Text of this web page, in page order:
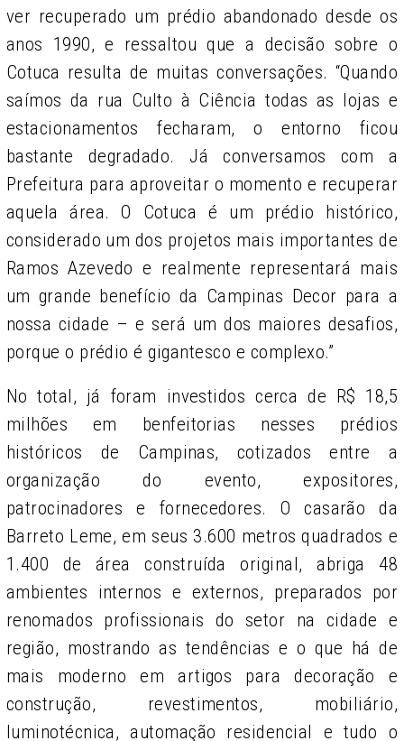
ver recuperado um prédio abandonado desde os
anos 1990, e ressaltou que a decisão sobre o
Cotuca resulta de muitas conversações. “Quando
saímos da rua Culto à Ciência todas as lojas e
estacionamentos fecharam, o entorno ficou
bastante degradado. Já conversamos com a
Prefeitura para aproveitar o momento e recuperar
aquela área. O Cotuca é um prédio histórico,
considerado um dos projetos mais importantes de
Ramos Azevedo e realmente representará mais
um grande benefício da Campinas Decor para a
nossa cidade – e será um dos maiores desafios,
porque o prédio é gigantesco e complexo.”
No total, já foram investidos cerca de R$ 18,5
milhões em benfeitorias nesses prédios
históricos de Campinas, cotizados entre a
organização do evento, expositores,
patrocinadores e fornecedores. O casarão da
Barreto Leme, em seus 3.600 metros quadrados e
1.400 de área construída original, abriga 48
ambientes internos e externos, preparados por
renomados profissionais do setor na cidade e
região, mostrando as tendências e o que há de
mais moderno em artigos para decoração e
construção, revestimentos, mobiliário,
luminotécnica, automação residencial e tudo o